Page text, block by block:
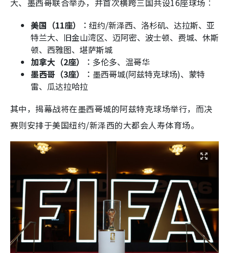
大、墨西哥联合举办，并首次横跨三国共设16座球场︰
美国（11座）︰ 纽约/新泽西、洛杉矶、达拉斯、亚
特兰大、旧金山湾区、迈阿密、波士顿、费城、休斯
顿、西雅图、堪萨斯城
加拿大（2座）︰ 多伦多、温哥华
墨西哥（3座）︰ 墨西哥城(阿兹特克球场)、蒙特
雷、瓜达拉哈拉
其中，揭幕战将在墨西哥城的阿兹特克球场举行，而决
赛则安排于美国纽约/新泽西的大都会人寿体育场。